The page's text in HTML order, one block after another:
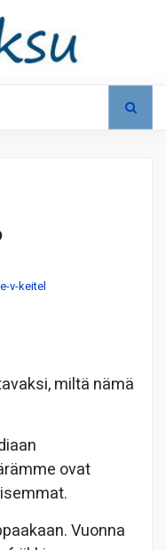
v-keitel
miltä nämä
ovat
Vuonna